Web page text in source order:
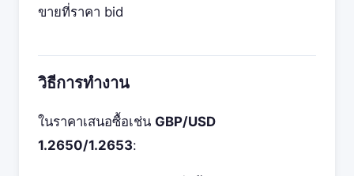
ขายที่ราคา bid
วิธีการทำงาน
ในราคาเสนอซื้อเช่น GBP/USD
1.2650/1.2653: